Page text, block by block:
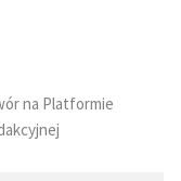
na Platformie